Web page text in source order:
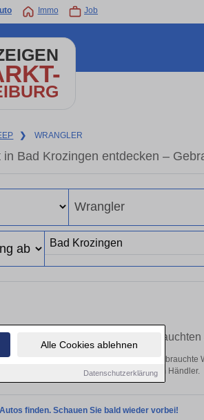
Alle Cookies ablehnen
Datenschutzerklärung
Immo Job
❯ WRANGLER
Bad Krozingen entdecken –
Sie in Bad Krozingen Ihren
Gebrauchtwagen? Entdecken Sie
Preisklassen von privat und vom Händler.
finden. Schauen Sie bald wieder vorbei!